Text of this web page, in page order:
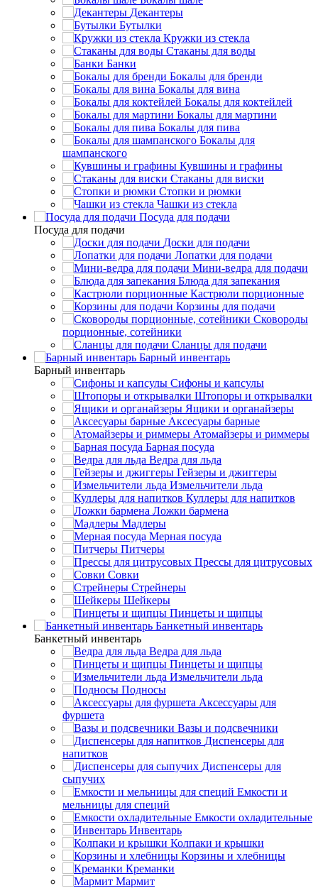
Декантеры
Бутылки
Кружки из стекла
Стаканы для воды
Банки
Бокалы для бренди
Бокалы для вина
Бокалы для коктейлей
Бокалы для мартини
Бокалы для пива
Бокалы для
шампанского
Кувшины и графины
Стаканы для виски
Стопки и рюмки
Чашки из стекла
Посуда для подачи
Посуда для подачи
Доски для подачи
Лопатки для подачи
Мини-ведра для подачи
Блюда для запекания
Кастрюли порционные
Корзины для подачи
Сковороды
порционные, сотейники
Сланцы для подачи
Барный инвентарь
Барный инвентарь
Сифоны и капсулы
Штопоры и открывалки
Ящики и органайзеры
Аксесуары барные
Атомайзеры и риммеры
Барная посуда
Ведра для льда
Гейзеры и джиггеры
Измельчители льда
Куллеры для напитков
Ложки бармена
Мадлеры
Мерная посуда
Питчеры
Прессы для цитрусовых
Совки
Стрейнеры
Шейкеры
Пинцеты и щипцы
Банкетный инвентарь
Банкетный инвентарь
Ведра для льда
Пинцеты и щипцы
Измельчители льда
Подносы
Аксессуары для
фуршета
Вазы и подсвечники
Диспенсеры для
напитков
Диспенсеры для
сыпучих
Емкости и
мельницы для специй
Емкости охладительные
Инвентарь
Колпаки и крышки
Корзины и хлебницы
Креманки
Мармит